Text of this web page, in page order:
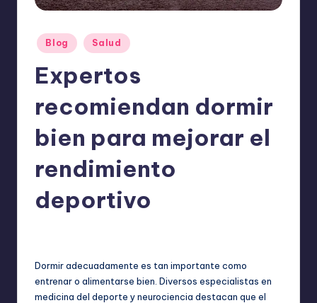
Publicado
en
Blog Salud
Expertos
recomiendan dormir
bien para mejorar el
rendimiento
deportivo
Dormir adecuadamente es tan importante como
entrenar o alimentarse bien. Diversos especialistas en
medicina del deporte y neurociencia destacan que el